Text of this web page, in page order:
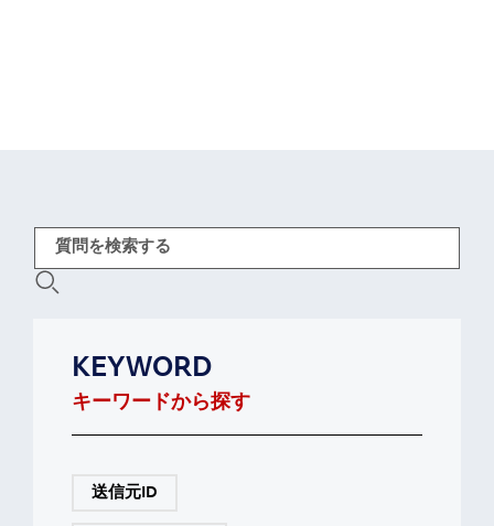
KEYWORD
キーワードから探す
送信元ID